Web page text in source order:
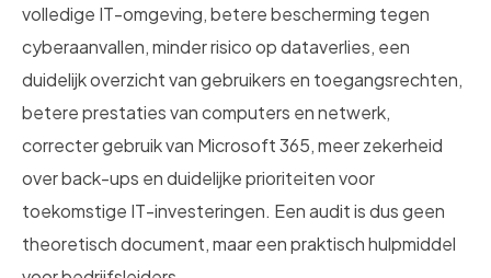
volledige IT-omgeving, betere bescherming tegen
cyberaanvallen, minder risico op dataverlies, een
duidelijk overzicht van gebruikers en toegangsrechten,
betere prestaties van computers en netwerk,
correcter gebruik van Microsoft 365, meer zekerheid
over back-ups en duidelijke prioriteiten voor
toekomstige IT-investeringen. Een audit is dus geen
theoretisch document, maar een praktisch hulpmiddel